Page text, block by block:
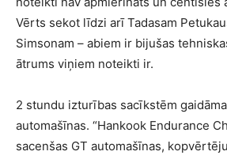
Vērts sekot līdzi arī Tadasam
Simsonam – abiem ir bijušas
ātrums viņiem noteikti ir.
2 stundu izturības sacīkstēm
automašīnas. “Hankook Endurance
sacenšas GT automašīnas,